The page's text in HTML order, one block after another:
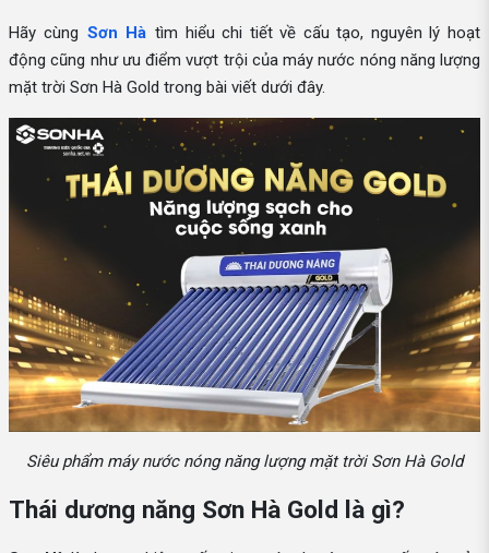
Hãy cùng Sơn Hà tìm hiểu chi tiết về cấu tạo, nguyên lý hoạt
động cũng như ưu điểm vượt trội của máy nước nóng năng lượng
mặt trời Sơn Hà Gold trong bài viết dưới đây.
Siêu phẩm máy nước nóng năng lượng mặt trời Sơn Hà Gold
Thái dương năng Sơn Hà Gold là gì?